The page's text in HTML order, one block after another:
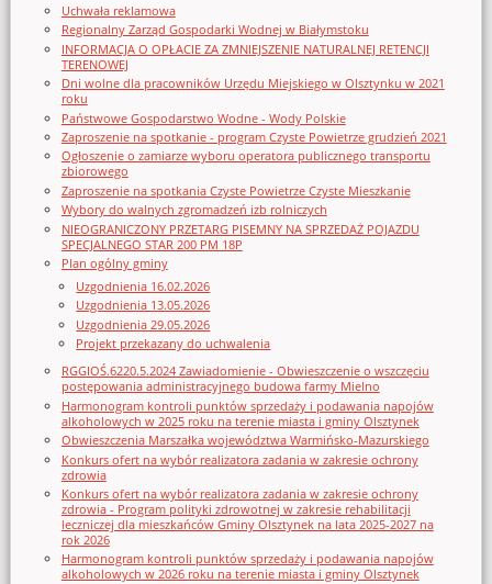
Uchwała reklamowa
Regionalny Zarząd Gospodarki Wodnej w Białymstoku
INFORMACJA O OPŁACIE ZA ZMNIEJSZENIE NATURALNEJ RETENCJI
TERENOWEJ
Dni wolne dla pracowników Urzędu Miejskiego w Olsztynku w 2021
roku
Państwowe Gospodarstwo Wodne - Wody Polskie
Zaproszenie na spotkanie - program Czyste Powietrze grudzień 2021
Ogłoszenie o zamiarze wyboru operatora publicznego transportu
zbiorowego
Zaproszenie na spotkania Czyste Powietrze Czyste Mieszkanie
Wybory do walnych zgromadzeń izb rolniczych
NIEOGRANICZONY PRZETARG PISEMNY NA SPRZEDAŻ POJAZDU
SPECJALNEGO STAR 200 PM 18P
Plan ogólny gminy
Uzgodnienia 16.02.2026
Uzgodnienia 13.05.2026
Uzgodnienia 29.05.2026
Projekt przekazany do uchwalenia
RGGIOŚ.6220.5.2024 Zawiadomienie - Obwieszczenie o wszczęciu
postępowania administracyjnego budowa farmy Mielno
Harmonogram kontroli punktów sprzedaży i podawania napojów
alkoholowych w 2025 roku na terenie miasta i gminy Olsztynek
Obwieszczenia Marszałka województwa Warmińsko-Mazurskiego
Konkurs ofert na wybór realizatora zadania w zakresie ochrony
zdrowia
Konkurs ofert na wybór realizatora zadania w zakresie ochrony
zdrowia - Program polityki zdrowotnej w zakresie rehabilitacji
leczniczej dla mieszkańców Gminy Olsztynek na lata 2025-2027 na
rok 2026
Harmonogram kontroli punktów sprzedaży i podawania napojów
alkoholowych w 2026 roku na terenie miasta i gminy Olsztynek